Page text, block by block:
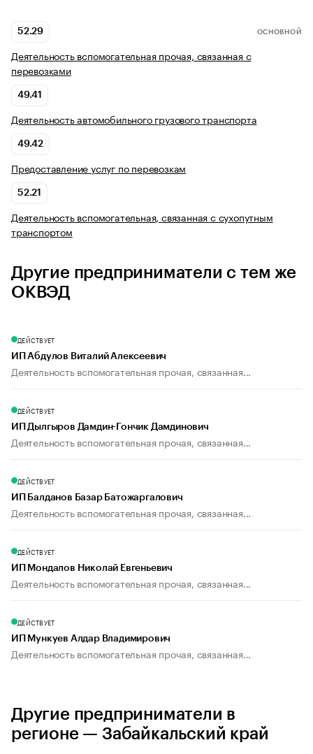
52.29 ОСНОВНОЙ
Деятельность вспомогательная прочая, связанная с
перевозками
49.41
Деятельность автомобильного грузового транспорта
49.42
Предоставление услуг по перевозкам
52.21
Деятельность вспомогательная, связанная с сухопутным
транспортом
Другие предприниматели с тем же
ОКВЭД
ДЕЙСТВУЕТ
ИП Абдулов Виталий Алексеевич
Деятельность вспомогательная прочая, связанная...
ДЕЙСТВУЕТ
ИП Дылгыров Дамдин-Гончик Дамдинович
Деятельность вспомогательная прочая, связанная...
ДЕЙСТВУЕТ
ИП Балданов Базар Батожаргалович
Деятельность вспомогательная прочая, связанная...
ДЕЙСТВУЕТ
ИП Мондалов Николай Евгеньевич
Деятельность вспомогательная прочая, связанная...
ДЕЙСТВУЕТ
ИП Мункуев Алдар Владимирович
Деятельность вспомогательная прочая, связанная...
Другие предприниматели в
регионе — Забайкальский край